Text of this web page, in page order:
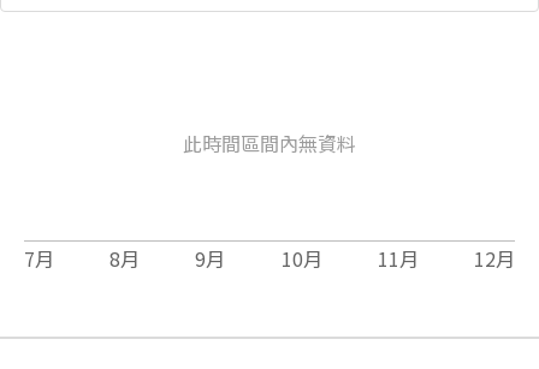
此時間區間內無資料
7月 8月 9月 10月 11月 12月